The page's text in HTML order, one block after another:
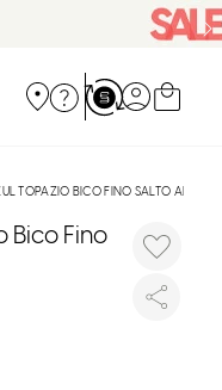
TOPAZIO BICO FINO SALTO ALTO
Bico Fino